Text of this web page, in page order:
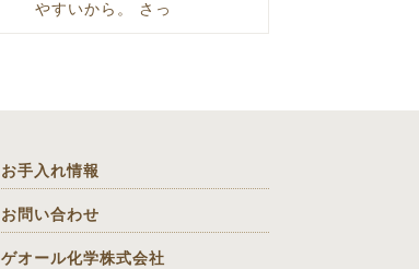
やすいから。 さっ
お手入れ情報
お問い合わせ
ゲオール化学株式会社